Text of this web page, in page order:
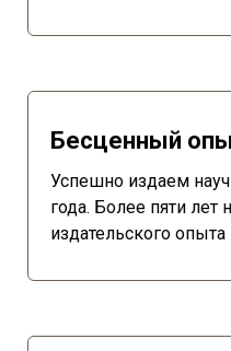
Бесценный
Успешно издаем
года. Более пяти лет
издательского опыта